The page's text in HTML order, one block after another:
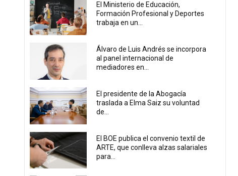
El Ministerio de Educación,
Formación Profesional y Deportes
trabaja en un...
Álvaro de Luis Andrés se incorpora
al panel internacional de
mediadores en...
El presidente de la Abogacía
traslada a Elma Saiz su voluntad
de...
El BOE publica el convenio textil de
ARTE, que conlleva alzas salariales
para...